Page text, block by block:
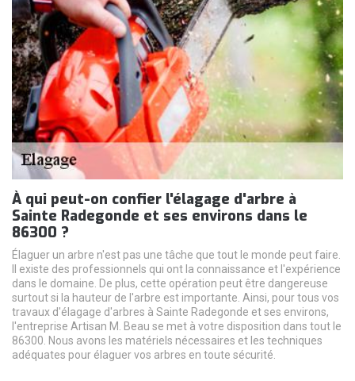
À qui peut-on confier l'élagage d'arbre à
Sainte Radegonde et ses environs dans le
86300 ?
Élaguer un arbre n'est pas une tâche que tout le monde peut faire.
Il existe des professionnels qui ont la connaissance et l'expérience
dans le domaine. De plus, cette opération peut être dangereuse
surtout si la hauteur de l'arbre est importante. Ainsi, pour tous vos
travaux d'élagage d'arbres à Sainte Radegonde et ses environs,
l'entreprise Artisan M. Beau se met à votre disposition dans tout le
86300. Nous avons les matériels nécessaires et les techniques
adéquates pour élaguer vos arbres en toute sécurité.